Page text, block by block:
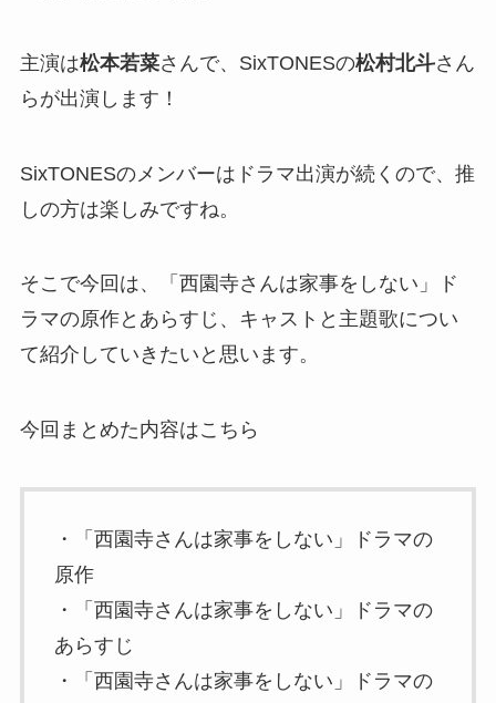
主演は松本若菜さんで、SixTONESの松村北斗さん
らが出演します！
SixTONESのメンバーはドラマ出演が続くので、推
しの方は楽しみですね。
そこで今回は、「西園寺さんは家事をしない」ド
ラマの原作とあらすじ、キャストと主題歌につい
て紹介していきたいと思います。
今回まとめた内容はこちら
・「西園寺さんは家事をしない」ドラマの
原作
・「西園寺さんは家事をしない」ドラマの
あらすじ
・「西園寺さんは家事をしない」ドラマの